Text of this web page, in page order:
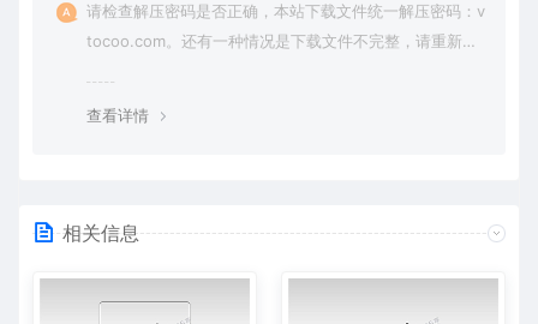
请检查解压密码是否正确，本站下载文件统一解压密码：v
tocoo.com。还有一种情况是下载文件不完整，请重新下
查看详情
相关信息